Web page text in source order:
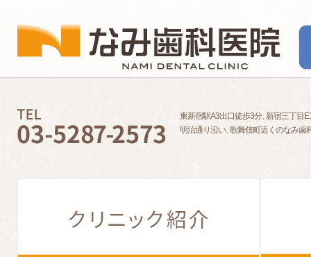
東新宿駅A3出口徒歩3分、 新宿三丁目
明治通り沿い、 歌舞伎町近くのなみ歯